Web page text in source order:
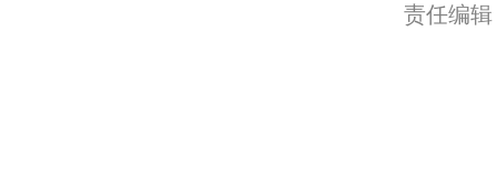
责任编